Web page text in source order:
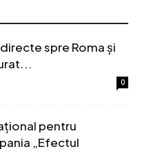
spre Roma și
0
pentru
„Efectul